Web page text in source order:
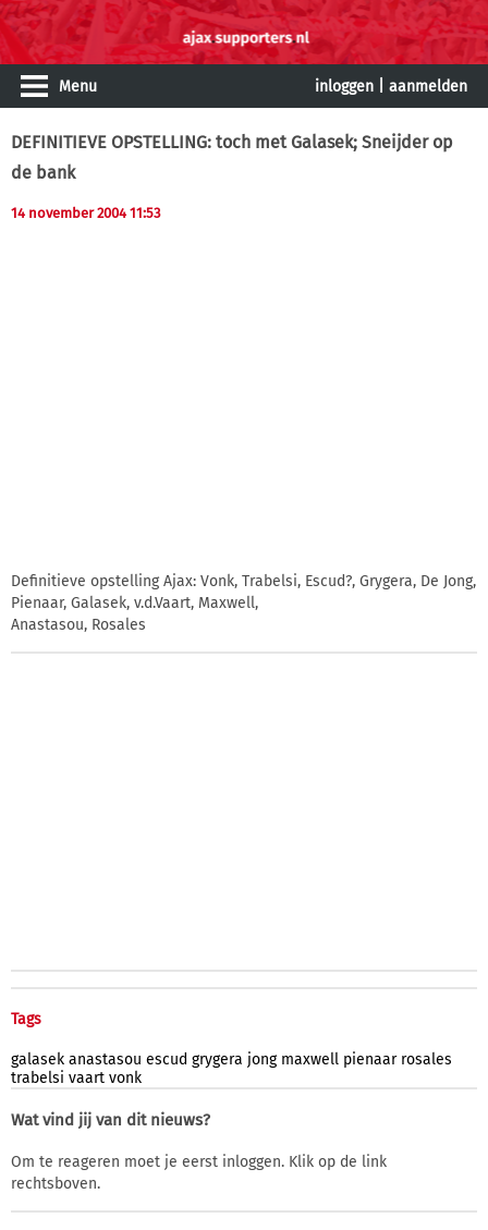
Menu inloggen aanmelden
DEFINITIEVE OPSTELLING: toch met Galasek; Sneijder op
de bank
14 november 2004 11:53
Definitieve opstelling Ajax: Vonk, Trabelsi, Escud?, Grygera, De Jong,
Pienaar, Galasek, v.d.Vaart, Maxwell,
Anastasou, Rosales
Tags
galasek anastasou escud grygera jong maxwell pienaar rosales
trabelsi vaart vonk
Wat vind jij van dit nieuws?
Om te reageren moet je eerst inloggen. Klik op de link
rechtsboven.